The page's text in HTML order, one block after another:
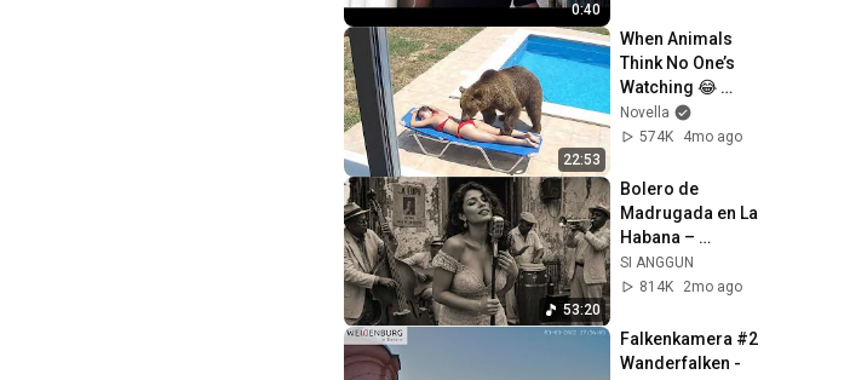
0:40
22:53
When Animals
Think No One’s
Watching 😂
Backyard Edition
Novella
574K
4mo ago
53:20
Bolero de
Madrugada en La
Habana –
Melodías para el
Alma
SI ANGGUN
814K
2mo ago
Falkenkamera #2
Wanderfalken -